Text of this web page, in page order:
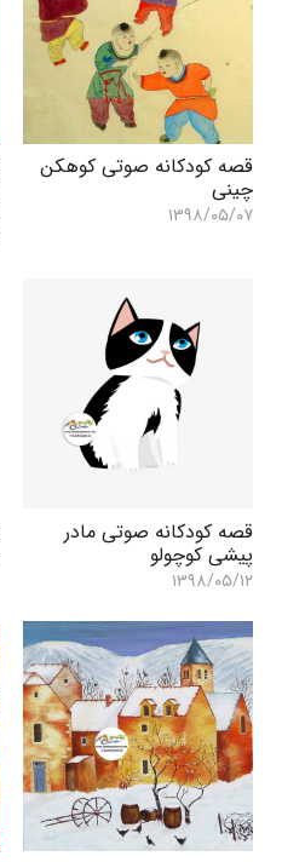
قصه کودکانه صوتی کوهکن
چینی
۱۳۹۸/۰۵/۰۷
قصه کودکانه صوتی مادر
پیشی کوچولو
۱۳۹۸/۰۵/۱۲